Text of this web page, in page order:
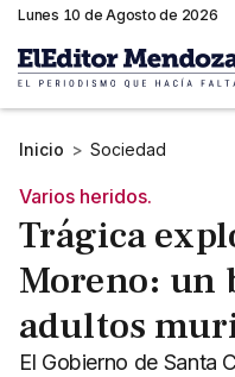
Lunes 10 de Agosto de 2026
Inicio > Sociedad
Varios heridos.
Trágica
Moreno: un
adultos
El Gobierno de Santa